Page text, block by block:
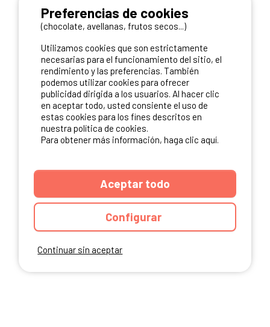
ME INSCRIBO
NUESTROS PARTNERS
Continuar sin aceptar
Preferencias de cookies
(chocolate, avellanas, frutos secos...)
Utilizamos cookies que son estrictamente
necesarias para el funcionamiento del sitio, el
rendimiento y las preferencias. También
podemos utilizar cookies para ofrecer
publicidad dirigida a los usuarios. Al hacer clic
en aceptar todo, usted consiente el uso de
estas cookies para los fines descritos en
nuestra política de cookies.
Para obtener más información, haga clic aquí.
Aceptar todo
Configurar